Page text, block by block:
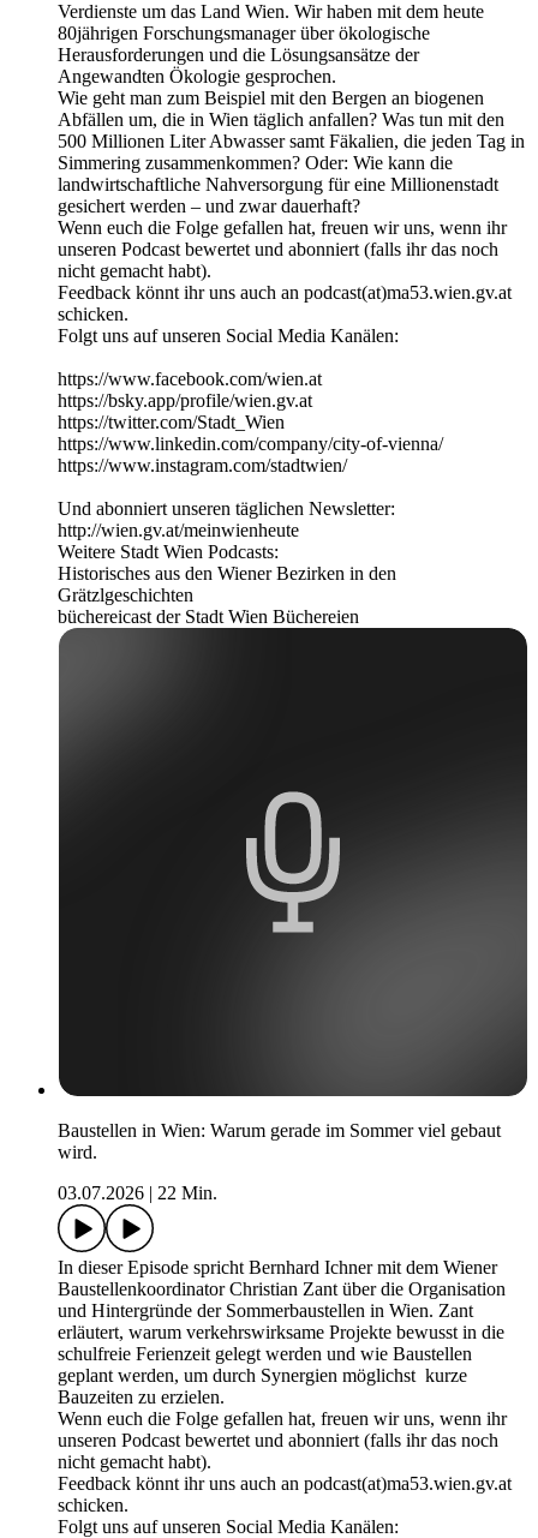
Verdienste um das Land Wien. Wir haben mit dem heute
80jährigen Forschungsmanager über ökologische
Herausforderungen und die Lösungsansätze der
Angewandten Ökologie gesprochen.
Wie geht man zum Beispiel mit den Bergen an biogenen
Abfällen um, die in Wien täglich anfallen? Was tun mit den
500 Millionen Liter Abwasser samt Fäkalien, die jeden Tag in
Simmering zusammenkommen? Oder: Wie kann die
landwirtschaftliche Nahversorgung für eine Millionenstadt
gesichert werden – und zwar dauerhaft?
Wenn euch die Folge gefallen hat, freuen wir uns, wenn ihr
unseren Podcast bewertet und abonniert (falls ihr das noch
nicht gemacht habt).
Feedback könnt ihr uns auch an podcast(at)ma53.wien.gv.at
schicken.
Folgt uns auf unseren Social Media Kanälen:
https://www.facebook.com/wien.at
https://bsky.app/profile/wien.gv.at
https://twitter.com/Stadt_Wien
https://www.linkedin.com/company/city-of-vienna/
https://www.instagram.com/stadtwien/
Und abonniert unseren täglichen Newsletter:
http://wien.gv.at/meinwienheute
Weitere Stadt Wien Podcasts:
Historisches aus den Wiener Bezirken in den
Grätzlgeschichten
büchereicast der Stadt Wien Büchereien
Baustellen in Wien: Warum gerade im Sommer viel gebaut
wird.
03.07.2026 | 22 Min.
In dieser Episode spricht Bernhard Ichner mit dem Wiener
Baustellenkoordinator Christian Zant über die Organisation
und Hintergründe der Sommerbaustellen in Wien. Zant
erläutert, warum verkehrswirksame Projekte bewusst in die
schulfreie Ferienzeit gelegt werden und wie Baustellen
geplant werden, um durch Synergien möglichst kurze
Bauzeiten zu erzielen.
Wenn euch die Folge gefallen hat, freuen wir uns, wenn ihr
unseren Podcast bewertet und abonniert (falls ihr das noch
nicht gemacht habt).
Feedback könnt ihr uns auch an podcast(at)ma53.wien.gv.at
schicken.
Folgt uns auf unseren Social Media Kanälen: